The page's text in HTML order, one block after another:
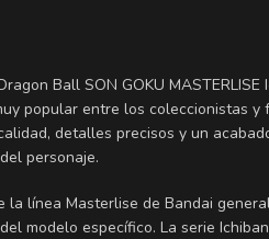
Ball SON GOKU MASTERLISE
popular entre los coleccionistas y
detalles precisos y un
personaje.
la línea Masterlise de Bandai
modelo específico. La serie